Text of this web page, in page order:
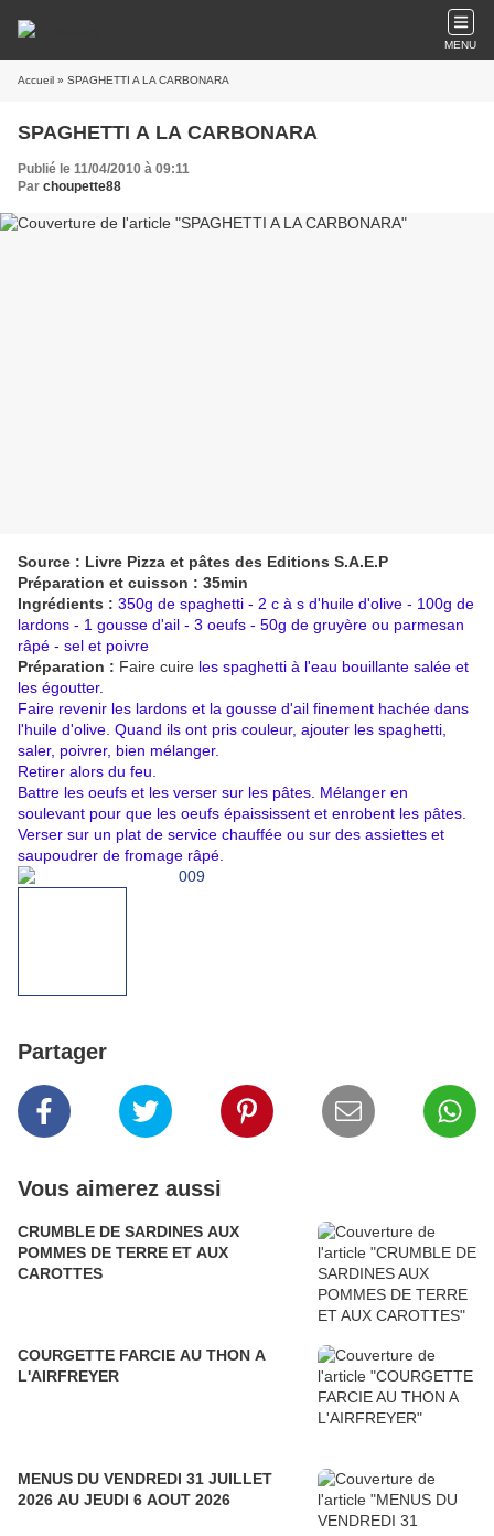
MENU
Accueil » SPAGHETTI A LA CARBONARA
SPAGHETTI A LA CARBONARA
Publié le 11/04/2010 à 09:11
Par choupette88
Source : Livre Pizza et pâtes des Editions S.A.E.P
Préparation et cuisson : 35min
Ingrédients : 350g de spaghetti - 2 c à s d'huile d'olive - 100g de
lardons - 1 gousse d'ail - 3 oeufs - 50g de gruyère ou parmesan
râpé - sel et poivre
Préparation : Faire cuire les spaghetti à l'eau bouillante salée et
les égoutter.
Faire revenir les lardons et la gousse d'ail finement hachée dans
l'huile d'olive. Quand ils ont pris couleur, ajouter les spaghetti,
saler, poivrer, bien mélanger.
Retirer alors du feu.
Battre les oeufs et les verser sur les pâtes. Mélanger en
soulevant pour que les oeufs épaississent et enrobent les pâtes.
Verser sur un plat de service chauffée ou sur des assiettes et
saupoudrer de fromage râpé.
Partager
Vous aimerez aussi
CRUMBLE DE SARDINES AUX
POMMES DE TERRE ET AUX
CAROTTES
COURGETTE FARCIE AU THON A
L'AIRFREYER
MENUS DU VENDREDI 31 JUILLET
2026 AU JEUDI 6 AOUT 2026